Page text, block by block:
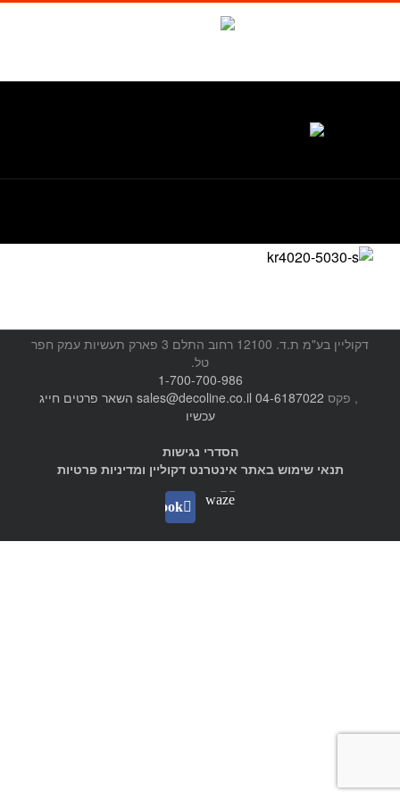
דלג
דקוליין בע"מ ת.ד. 12100 רחוב התלם 3 פארק תעשיות עמק חפר
טל.
1-700-700-986
, פקס 04-6187022
sales@decoline.co.il השאר פרטים חייג
עכשיו
הסדרי נגישות
תנאי שימוש באתר אינטרנט דקוליין ומדיניות פרטיות
Waze
facebook